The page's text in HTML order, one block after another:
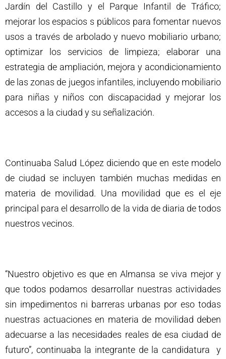
Jardín del Castillo y el Parque Infantil de Tráfico;
mejorar los espacios s públicos para fomentar nuevos
usos a través de arbolado y nuevo mobiliario urbano;
optimizar los servicios de limpieza; elaborar una
estrategia de ampliación, mejora y acondicionamiento
de las zonas de juegos infantiles, incluyendo mobiliario
para niñas y niños con discapacidad y mejorar los
accesos a la ciudad y su señalización.
Continuaba Salud López diciendo que en este modelo
de ciudad se incluyen también muchas medidas en
materia de movilidad. Una movilidad que es el eje
principal para el desarrollo de la vida de diaria de todos
nuestros vecinos.
“Nuestro objetivo es que en Almansa se viva mejor y
que todos podamos desarrollar nuestras actividades
sin impedimentos ni barreras urbanas por eso todas
nuestras actuaciones en materia de movilidad deben
adecuarse a las necesidades reales de esa ciudad de
futuro”, continuaba la integrante de la candidatura y